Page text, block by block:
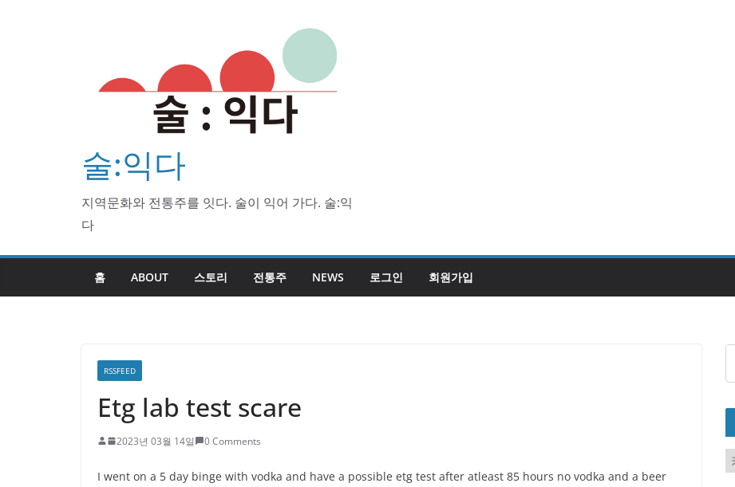
술:익다
지역문화와 전통주를 잇다. 술이 익어 가다. 술:익
다
홈 ABOUT 스토리 전통주 NEWS 로그인 회원가입
RSSFEED
Etg lab test scare
2023년 03월 14일 0 Comments
I went on a 5 day binge with vodka and have a possible etg test after atleast 85 hours no vodka and a beer
a